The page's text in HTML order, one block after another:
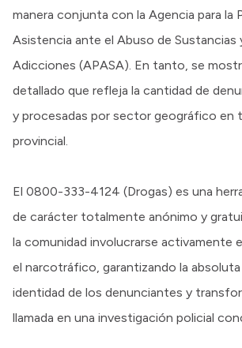
manera conjunta con la Agencia para la
Asistencia ante el Abuso de Sustancias
Adicciones (APASA). En tanto, se
detallado que refleja la cantidad de
y procesadas por sector geográfico en
provincial.
El 0800-333-4124 (Drogas) es una
de carácter totalmente anónimo y
la comunidad involucrarse activamente
el narcotráfico, garantizando la absoluta
identidad de los denunciantes y
llamada en una investigación policial